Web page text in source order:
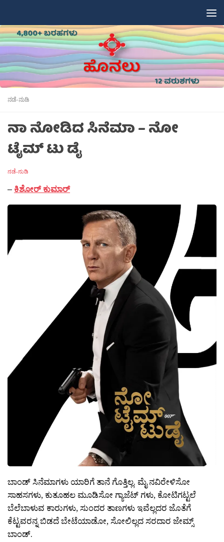
ನಡೆ-ನುಡಿ
ನಾ ನೋಡಿದ ಸಿನೆಮಾ – ನೋ
ಟೈಮ್ ಟು ಡೈ
ನಡೆ-ನುಡಿ
– ಕಿಶೋರ್ ಕುಮಾರ್
ಬಾಂಡ್ ಸಿನೆಮಾಗಳು ಯಾರಿಗೆ ತಾನೆ ಗೊತ್ತಿಲ್ಲ. ಮೈ ನವಿರೇಳಿಸೋ
ಸಾಹಸಗಳು, ಕುತೂಹಲ ಮೂಡಿಸೋ ಗ್ಯಾಜೆಟ್ ಗಳು, ಕೋಟಿಗಟ್ಟಲೆ
ಬೆಲೆಬಾಳುವ ಕಾರುಗಳು, ಸುಂದರ ತಾಣಗಳು ಇವೆಲ್ಲದರ ಜೊತೆಗೆ
ಕೆಟ್ಟವರನ್ನ ಬಿಡದೆ ಬೇಟೆಯಾಡೋ, ಸೋಲಿಲ್ಲದ ಸರದಾರ ಜೇಮ್ಸ್
ಬಾಂಡ್.